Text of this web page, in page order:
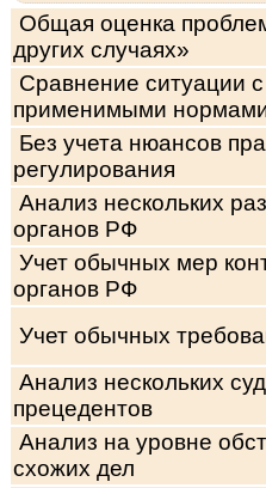
Общая оценка
других случаях»
Сравнение ситуации с
применимыми
Без учета нюансов
регулирования
Анализ нескольких
органов РФ
Учет обычных мер
органов РФ
Учет обычных
Анализ нескольких
прецедентов
Анализ на уровне
схожих дел